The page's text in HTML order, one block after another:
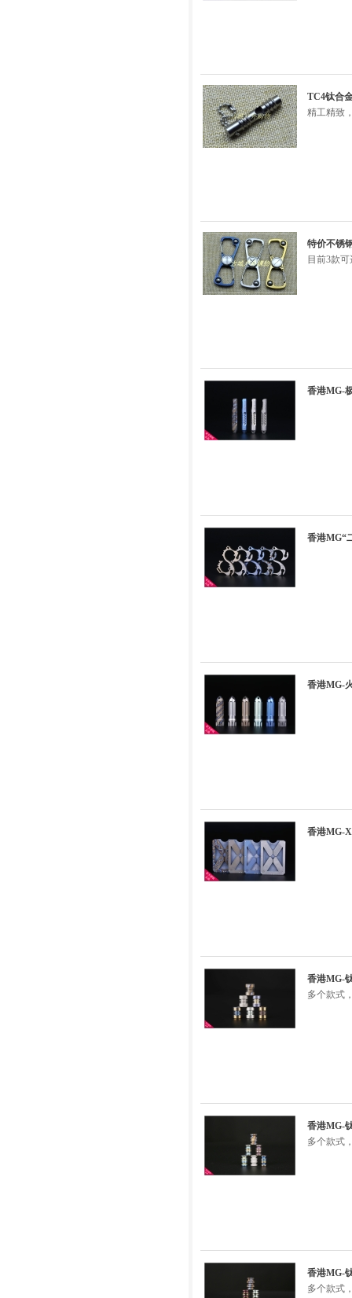
TC4钛合
精工精致
特价不锈
目前3款可
香港MG-
香港MG“
香港MG-
香港MG-
香港MG-
多个款式
香港MG-
多个款式
香港MG-
多个款式